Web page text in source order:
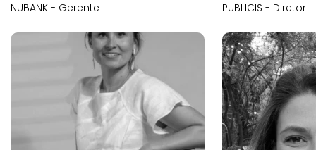
NUBANK - Gerente PUBLICIS - Diretor